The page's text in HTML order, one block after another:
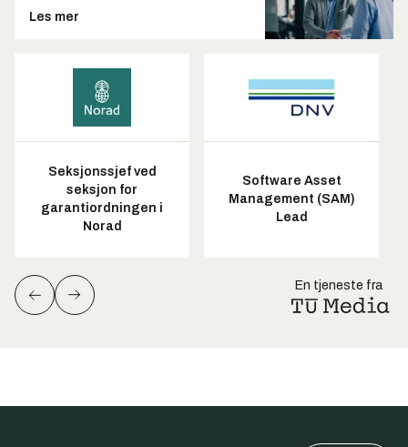
Les mer
Seksjonssjef ved
seksjon for
garantiordningen i
Norad
Software Asset
Management (SAM)
Lead
En tjeneste fra